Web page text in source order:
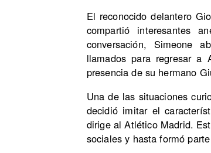
El reconocido delantero
compartió interesantes
conversación, Simeone
llamados para regresar
presencia de su hermano
Una de las situaciones
decidió imitar el
dirige al Atlético Madrid.
sociales y hasta formó